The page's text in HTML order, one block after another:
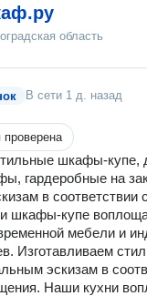
область
В сети 1 д. назад
проверена
шкафы-купе,
гардеробные на
в соответствии
шкафы-купе
мебели и
Изготавливаем
эскизам в
Наши кухни